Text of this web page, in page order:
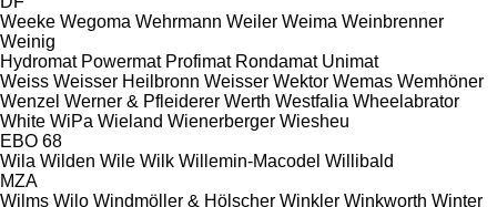
Weeke Wegoma Wehrmann Weiler Weima Weinbrenner
Weinig
Hydromat Powermat Profimat Rondamat Unimat
Weiss Weisser Heilbronn Weisser Wektor Wemas Wemhöner
Wenzel Werner & Pfleiderer Werth Westfalia Wheelabrator
White WiPa Wieland Wienerberger Wiesheu
EBO 68
Wila Wilden Wile Wilk Willemin-Macodel Willibald
MZA
Wilms Wilo Windmöller & Hölscher Winkler Winkworth Winter